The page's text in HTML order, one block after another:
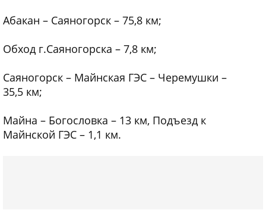
Абакан – Саяногорск – 75,8 км;
Обход г.Саяногорска – 7,8 км;
Саяногорск – Майнская ГЭС – Черемушки –
35,5 км;
Майна – Богословка – 13 км, Подъезд к
Майнской ГЭС – 1,1 км.